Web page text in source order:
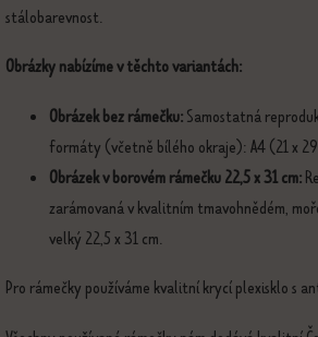
stálobarevnost.
Obrázky nabízíme v těchto variantách:
Obrázek bez rámečku:Samostatná
formáty (včetně bílého okraje): A4 (21 x
Obrázek v borovém rámečku 22,5 x 31 cm:
zarámovaná v kvalitním tmavohnědém,
velký 22,5 x 31 cm.
Pro rámečky používáme kvalitní krycí plexisklo s